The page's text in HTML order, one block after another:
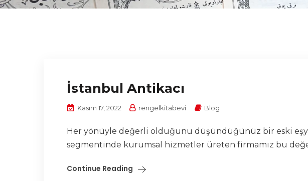
İstanbul Antikacı
Kasım 17, 2022 rengelkitabevi Blog
Her yönüyle değerli olduğunu düşündüğünüz bir eski
segmentinde kurumsal hizmetler üreten firmamız bu
Continue Reading